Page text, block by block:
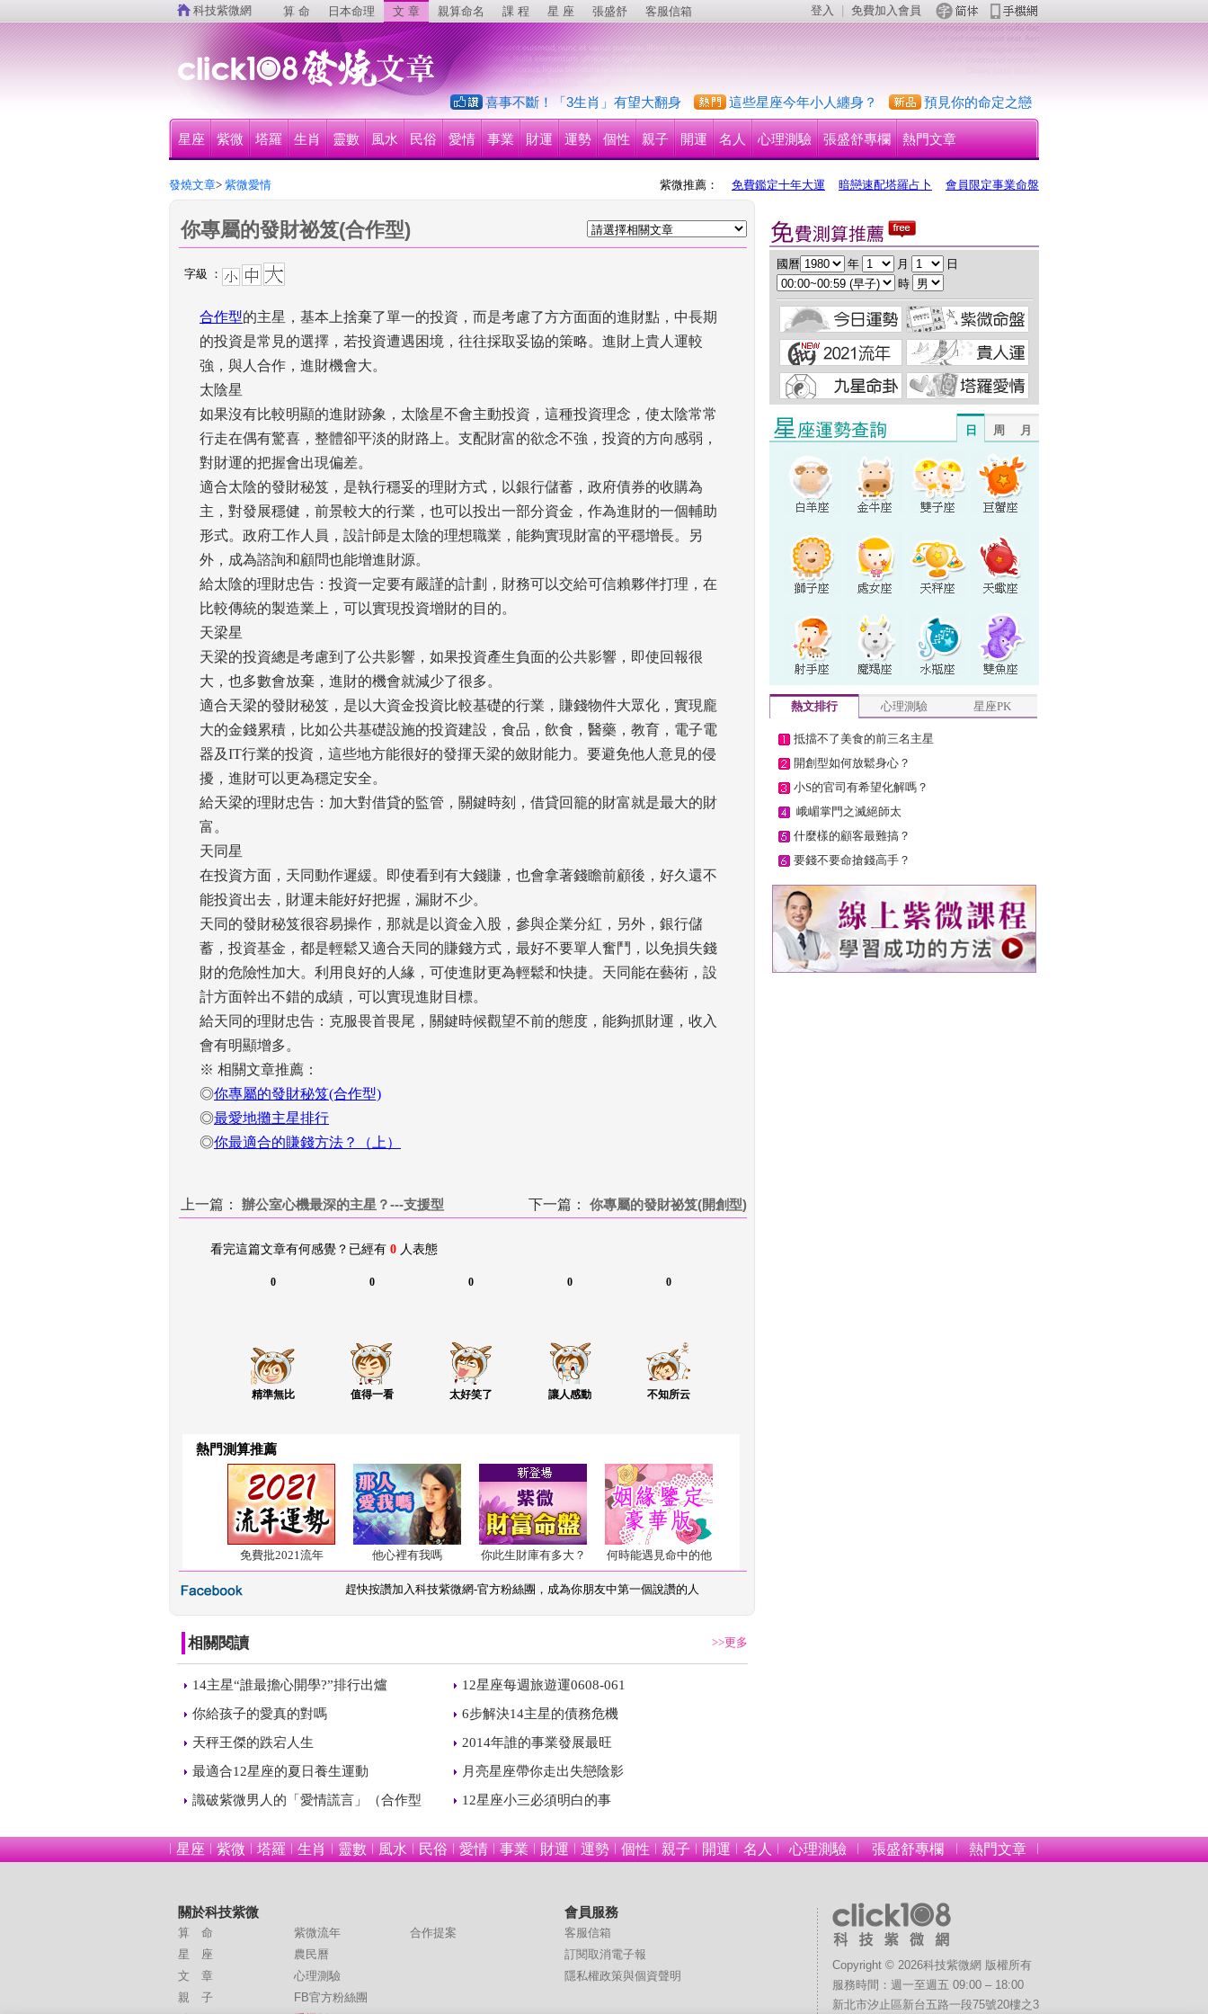
科技紫微網 算 命 日本命理 文 章 親算命名 課 程 星 座 張盛舒 客服信箱 登入 免費加入會員
喜事不斷！「3生肖」有望大翻身 這些星座今年小人纏身？ 預見你的命定之戀
星座 紫微 塔羅 生肖 靈數 風水 民俗 愛情 事業 財運 運勢 個性 親子 開運 名人 心理測驗 張盛舒專欄 熱門文章
發燒文章> 紫微愛情 會員限定事業命盤
暗戀速配塔羅占卜
免費鑑定十年大運
紫微推薦：
你專屬的發財祕笈(合作型)
字級 ：
合作型的主星，基本上捨棄了單一的投資，而是考慮了方方面面的進財點，中長期
的投資是常見的選擇，若投資遭遇困境，往往採取妥協的策略。進財上貴人運較
強，與人合作，進財機會大。
太陰星
如果沒有比較明顯的進財跡象，太陰星不會主動投資，這種投資理念，使太陰常常
行走在偶有驚喜，整體卻平淡的財路上。支配財富的欲念不強，投資的方向感弱，
對財運的把握會出現偏差。
適合太陰的發財秘笈，是執行穩妥的理財方式，以銀行儲蓄，政府債券的收購為
主，對發展穩健，前景較大的行業，也可以投出一部分資金，作為進財的一個輔助
形式。政府工作人員，設計師是太陰的理想職業，能夠實現財富的平穩增長。另
外，成為諮詢和顧問也能增進財源。
給太陰的理財忠告：投資一定要有嚴謹的計劃，財務可以交給可信賴夥伴打理，在
比較傳統的製造業上，可以實現投資增財的目的。
天梁星
天梁的投資總是考慮到了公共影響，如果投資產生負面的公共影響，即使回報很
大，也多數會放棄，進財的機會就減少了很多。
適合天梁的發財秘笈，是以大資金投資比較基礎的行業，賺錢物件大眾化，實現龐
大的金錢累積，比如公共基礎設施的投資建設，食品，飲食，醫藥，教育，電子電
器及IT行業的投資，這些地方能很好的發揮天梁的斂財能力。要避免他人意見的侵
擾，進財可以更為穩定安全。
給天梁的理財忠告：加大對借貸的監管，關鍵時刻，借貸回籠的財富就是最大的財
富。
天同星
在投資方面，天同動作遲緩。即使看到有大錢賺，也會拿著錢瞻前顧後，好久還不
能投資出去，財運未能好好把握，漏財不少。
天同的發財秘笈很容易操作，那就是以資金入股，參與企業分紅，另外，銀行儲
蓄，投資基金，都是輕鬆又適合天同的賺錢方式，最好不要單人奮鬥，以免損失錢
財的危險性加大。利用良好的人緣，可使進財更為輕鬆和快捷。天同能在藝術，設
計方面幹出不錯的成績，可以實現進財目標。
給天同的理財忠告：克服畏首畏尾，關鍵時候觀望不前的態度，能夠抓財運，收入
會有明顯增多。
※ 相關文章推薦：
◎你專屬的發財秘笈(合作型)
◎最愛地攤主星排行
◎你最適合的賺錢方法？（上）
上一篇： 辦公室心機最深的主星？---支援型 下一篇： 你專屬的發財祕笈(開創型)
看完這篇文章有何感覺？已經有 0 人表態
0
精準無比
0
值得一看
0
太好笑了
0
讓人感動
0
不知所云
熱門測算推薦
免費批2021流年 他心裡有我嗎 你此生財庫有多大？ 何時能遇見命中的他
趕快按讚加入科技紫微網-官方粉絲團 ，成為你朋友中第一個說讚的人
相關閱讀 >>更多
14主星“誰最擔心開學?”排行出爐
你給孩子的愛真的對嗎
天秤王傑的跌宕人生
最適合12星座的夏日養生運動
識破紫微男人的「愛情謊言」（合作型
12星座每週旅遊運0608-061
6步解決14主星的債務危機
2014年誰的事業發展最旺
月亮星座帶你走出失戀陰影
12星座小三必須明白的事
國曆 年 月
日
時
月
周
日
熱文排行 心理測驗 星座PK
抵擋不了美食的前三名主星
開創型如何放鬆身心？
小S的官司有希望化解嗎？
峨嵋掌門之滅絕師太
什麼樣的顧客最難搞？
要錢不要命搶錢高手？
星座 紫微 塔羅 生肖 靈數 風水 民俗 愛情 事業 財運 運勢 個性 親子 開運 名人 心理測驗 張盛舒專欄 熱門文章
關於科技紫微
算 命
星 座
文 章
親 子
紫微流年
農民曆
心理測驗
FB官方粉絲團
合作提案
會員服務
客服信箱
訂閱取消電子報
隱私權政策與個資聲明
Copyright © 2026科技紫微網 版權所有
服務時間：週一至週五 09:00 – 18:00
新北市汐止區新台五路一段75號20樓之3